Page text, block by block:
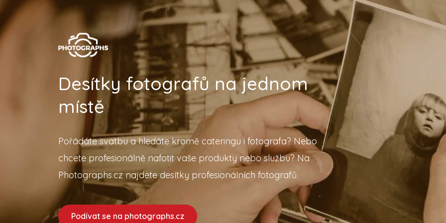
Desítky fotografů na jednom
místě
Pořádáte svatbu a hledáte kromě cateringu i fotografa? Nebo
chcete profesionálně nafotit vaše produkty nebo službu? Na
Photographs.cz najdete desítky profesionálních fotografů.
Podívat se na photographs.cz